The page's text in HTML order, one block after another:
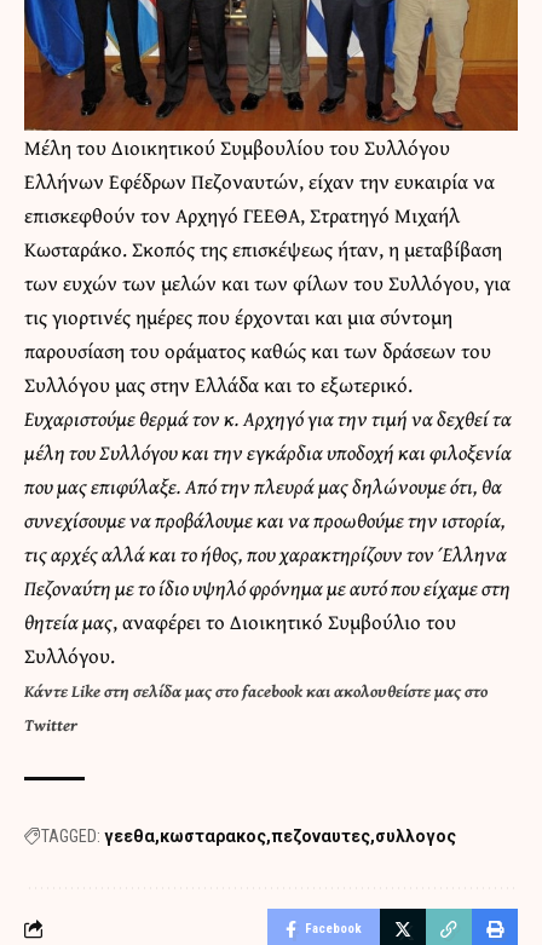
Μέλη του Διοικητικού Συμβουλίου τουΣυλλόγου
Ελλήνων Εφέδρων Πεζοναυτών, είχαν την ευκαιρία να
επισκεφθούν τον Αρχηγό ΓΕΕΘΑ, Στρατηγό Μιχαήλ
Κωσταράκο. Σκοπός της επισκέψεως ήταν, η μεταβίβαση
των ευχών των μελών και των φίλων του Συλλόγου, για
τις γιορτινές ημέρες που έρχονται και μια σύντομη
παρουσίαση του οράματος καθώς και των δράσεων του
Συλλόγου μας στην Ελλάδα και το εξωτερικό.
Ευχαριστούμε θερμά τον κ. Αρχηγό για την τιμή να δεχθεί τα
μέλη του Συλλόγου και την εγκάρδια υποδοχή και φιλοξενία
που μας επιφύλαξε. Από την πλευρά μας δηλώνουμε ότι, θα
συνεχίσουμε να προβάλουμε και να προωθούμε την ιστορία,
τις αρχές αλλά και το ήθος, που χαρακτηρίζουν τον Έλληνα
Πεζοναύτη με το ίδιο υψηλό φρόνημα με αυτό που είχαμε στη
θητεία μας, αναφέρει το Διοικητικό Συμβούλιο του
Συλλόγου.
ΚάντεLike στη σελίδα μας στο facebookκαιακολουθείστε μας στο
Twitter
TAGGED: γεεθα κωσταρακος πεζοναυτες συλλογος
Facebook